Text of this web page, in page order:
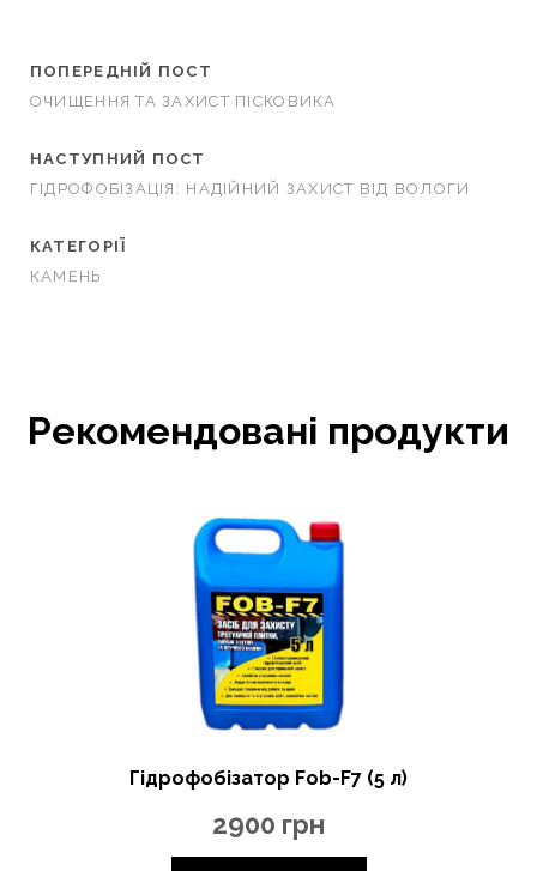
ПОПЕРЕДНІЙ ПОСТ
ОЧИЩЕННЯ ТА ЗАХИСТ ПІСКОВИКА
НАСТУПНИЙ ПОСТ
ГІДРОФОБІЗАЦІЯ: НАДІЙНИЙ ЗАХИСТ ВІД ВОЛОГИ
КАТЕГОРІЇ
КАМЕНЬ
Рекомендовані продукти
Гідрофобізатор Fob-F7 (5 л)
2900 грн